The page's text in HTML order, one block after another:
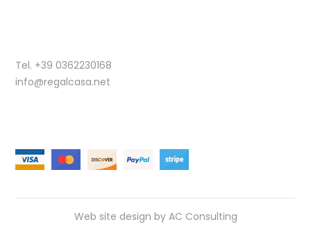
Tel. +39 0362230168
info@regalcasa.net
Web site design by AC Consulting